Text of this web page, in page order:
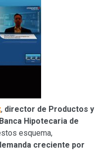
, director de Productos y
Hipotecaria de
esquema,
creciente por